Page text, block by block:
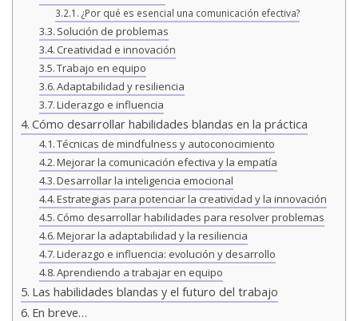
¿Por qué es esencial una comunicación efectiva?
Solución de problemas
Creatividad e innovación
Trabajo en equipo
Adaptabilidad y resiliencia
Liderazgo e influencia
Cómo desarrollar habilidades blandas en la práctica
Técnicas de mindfulness y autoconocimiento
Mejorar la comunicación efectiva y la empatía
Desarrollar la inteligencia emocional
Estrategias para potenciar la creatividad y la innovación
Cómo desarrollar habilidades para resolver problemas
Mejorar la adaptabilidad y la resiliencia
Liderazgo e influencia: evolución y desarrollo
Aprendiendo a trabajar en equipo
Las habilidades blandas y el futuro del trabajo
En breve…